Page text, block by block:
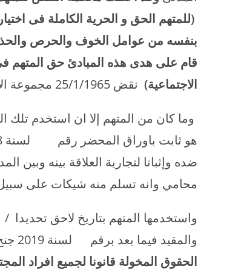
(للمتهم الحق و الحرية الكاملة فى
بنفسه من عوامل الخوف والحرص
قام على هدى هذه المبادئ حق المتهم
الاجتماعية) نقض 25/1/1965 مجموعة الاحكام س 16 رقم 21 ص 87
ضده وإثباتا لتجارية العلاقة بينه وبين
محامي وانه تسلم منه شيكات على سبيل
والمقيد فيما بعد برقم لسنة 2019 جنح البساتين.
الحقوق المخولة قانونا لجميع افراد